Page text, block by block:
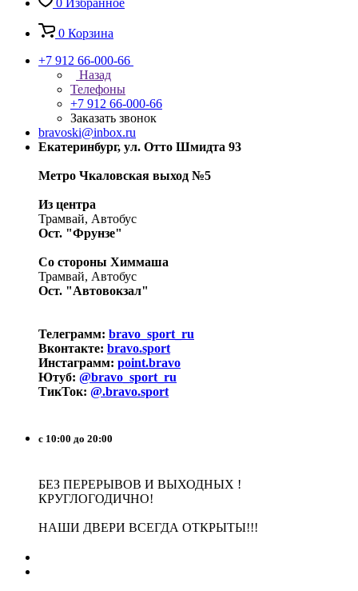
0 Избранное
0 Корзина
+7 912 66-000-66
Назад
Телефоны
+7 912 66-000-66
Заказать звонок
bravoski@inbox.ru
Екатеринбург, ул. Отто Шмидта 93
Метро Чкаловская выход №5
Из центра
Трамвай, Автобус
Ост. "Фрунзе"
Со стороны Химмаша
Трамвай, Автобус
Ост. "Автовокзал"
Телеграмм: bravo_sport_ru
Вконтакте: bravo.sport
Инстаграмм: point.bravo
Ютуб: @bravo_sport_ru
ТикТок: @.bravo.sport
с 10:00 до 20:00
БЕЗ ПЕРЕРЫВОВ И ВЫХОДНЫХ !
КРУГЛОГОДИЧНО!
НАШИ ДВЕРИ ВСЕГДА ОТКРЫТЫ!!!